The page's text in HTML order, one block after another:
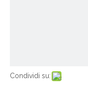
Condividi su: